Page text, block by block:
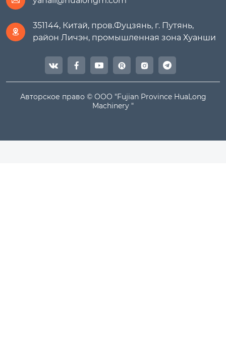

351144, Китай, пров.Фуцзянь, г. Путянь,
район Личэн, промышленная зона Хуанши
   
Авторское право © ООО "Fujian Province HuaLong
Machinery "